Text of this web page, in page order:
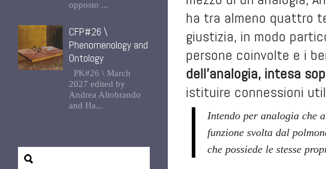
opposto ...
CFP#26 \
Phenomenology and
Ontology
PK#26 \ March
2027 edited by
Andrea Altobrando
and Ha...
ha tra almeno quattro
giustizia, in modo
persone coinvolte e i
dell’analogia, intesa
istituire connessioni
Intendo per analogia che
funzione svolta dal
che possiede le stesse